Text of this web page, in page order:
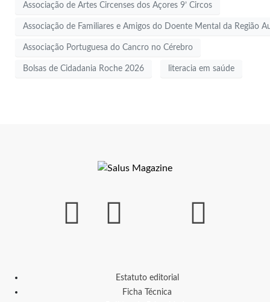
Associação de Artes Circenses dos Açores 9’ Circos
Associação de Familiares e Amigos do Doente Mental da Região
Associação Portuguesa do Cancro no Cérebro
Bolsas de Cidadania Roche 2026 literacia em saúde
Estatuto editorial
Ficha Técnica